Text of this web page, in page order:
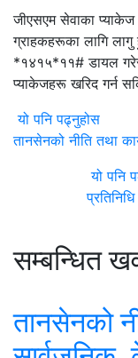
जीएसएम सेवाका
ग्राहकहरूका लागि
*१४१५*११# डायल गरेर
प्याकेजहरू खरिद गर्न
यो पनि पढ्नुहोस
तानसेनको नीति तथा
यो पनि
सम्बन्धित
तानसेनको